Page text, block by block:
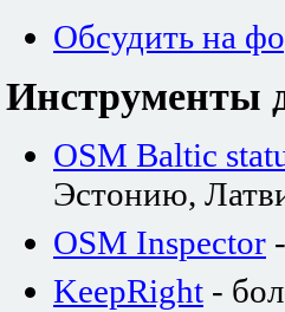
Обсудить на
Инструменты
OSM Baltic
Эстонию,
OSM Inspector
KeepRight -